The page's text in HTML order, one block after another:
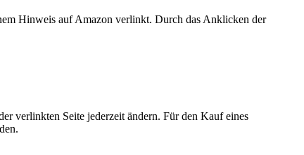
Hinweis auf Amazon verlinkt. Durch das Anklicken der
verlinkten Seite jederzeit ändern. Für den Kauf eines